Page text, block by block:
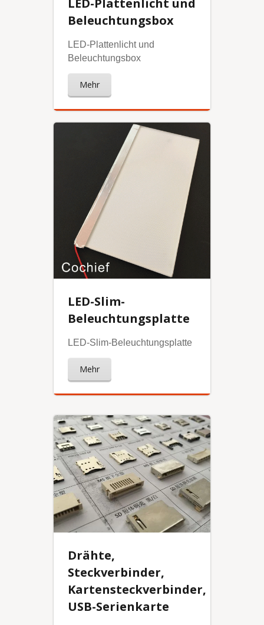
LED-Plattenlicht und
Beleuchtungsbox
LED-Plattenlicht und
Beleuchtungsbox
Mehr
LED-Slim-
Beleuchtungsplatte
LED-Slim-Beleuchtungsplatte
Mehr
Drähte,
Steckverbinder,
Kartensteckverbinder,
USB-Serienkarte